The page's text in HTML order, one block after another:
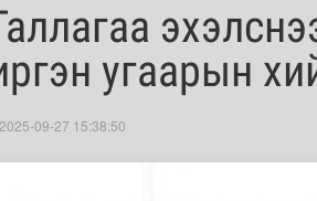
угаарын
2025-09-27 15:38:50